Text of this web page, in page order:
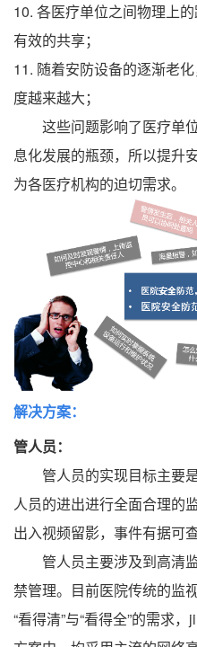
10. 各医疗单位之间物理上
有效的共享；
11. 随着安防设备的逐渐老
度越来越大；
这些问题影响了医疗单
息化发展的瓶颈，所以提升
为各医疗机构的迫切需求。
解决方案：
管人员：
管人员的实现目标主要是
人员的进出进行全面合理的
出入视频留影，事件有据可查
管人员主要涉及到高清监
禁管理。目前医院传统的监
“看得清”与“看得全”的需求